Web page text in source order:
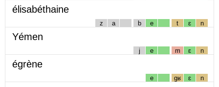
élisabéthaine
z a b e t ɛ n
Yémen
j e m ɛ n
égrène
e gʁ ɛ n